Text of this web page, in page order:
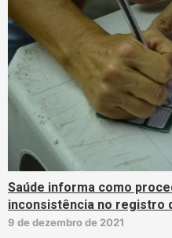
Saúde informa como
inconsistência no registro
9 de dezembro de 2021